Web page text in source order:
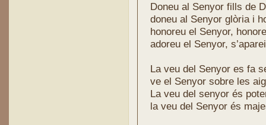
Doneu al Senyor fills de
doneu al Senyor glòria i
honoreu el Senyor,
adoreu el Senyor,
La veu del Senyor es fa
ve el Senyor sobre les
La veu del senyor és
la veu del Senyor és